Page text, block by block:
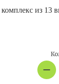
из 13